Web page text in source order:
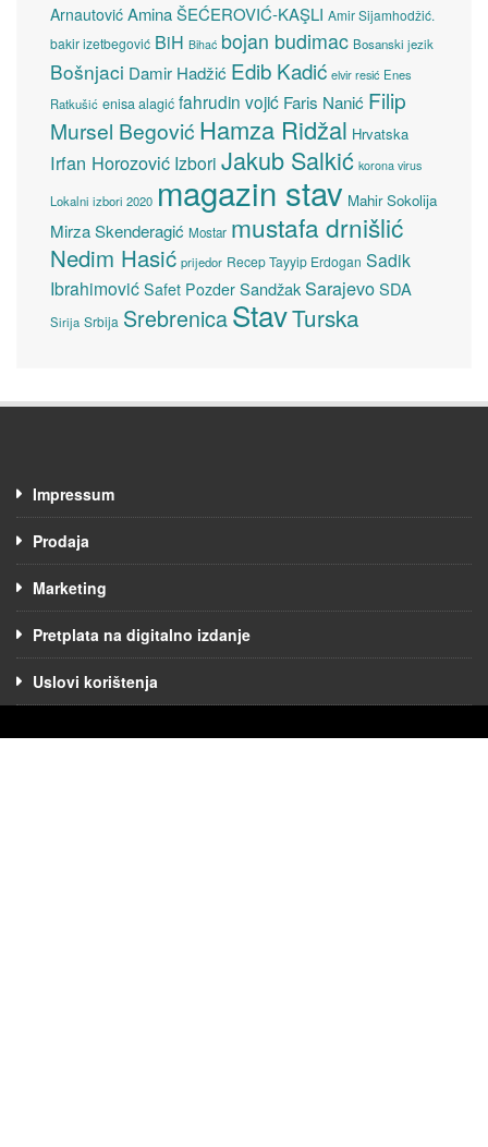
Arnautović Amina ŠEĆEROVIĆ-KAŞLI Amir Sijamhodžić.
bakir izetbegović BiH Bihać bojan budimac Bosanski jezik
Bošnjaci Damir Hadžić Edib Kadić elvir resić Enes
Ratkušić enisa alagić fahrudin vojić Faris Nanić Filip
Mursel Begović Hamza Ridžal Hrvatska
Irfan Horozović Izbori Jakub Salkić korona virus
Lokalni izbori 2020 magazin stav Mahir Sokolija
Mirza Skenderagić Mostar mustafa drnišlić
Nedim Hasić prijedor Recep Tayyip Erdogan Sadik
Ibrahimović Safet Pozder SandžakSarajevoSDA
Sirija Srbija SrebrenicaStavTurska
Impressum
Prodaja
Marketing
Pretplata na digitalno izdanje
Uslovi korištenja